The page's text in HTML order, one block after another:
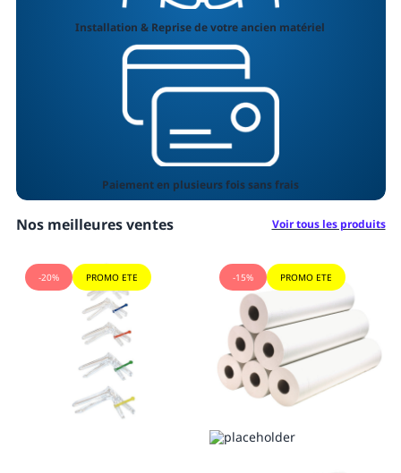
Installation & Reprise de votre ancien matériel
Paiement en plusieurs fois sans frais
Nos meilleures ventes Voir tous les produits
-15% PROMO ETE PROMO ETE